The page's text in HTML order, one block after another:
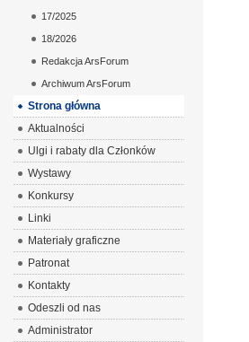
17/2025
18/2026
Redakcja ArsForum
Archiwum ArsForum
Strona główna
Aktualności
Ulgi i rabaty dla Członków
Wystawy
Konkursy
Linki
Materiały graficzne
Patronat
Kontakty
Odeszli od nas
Administrator